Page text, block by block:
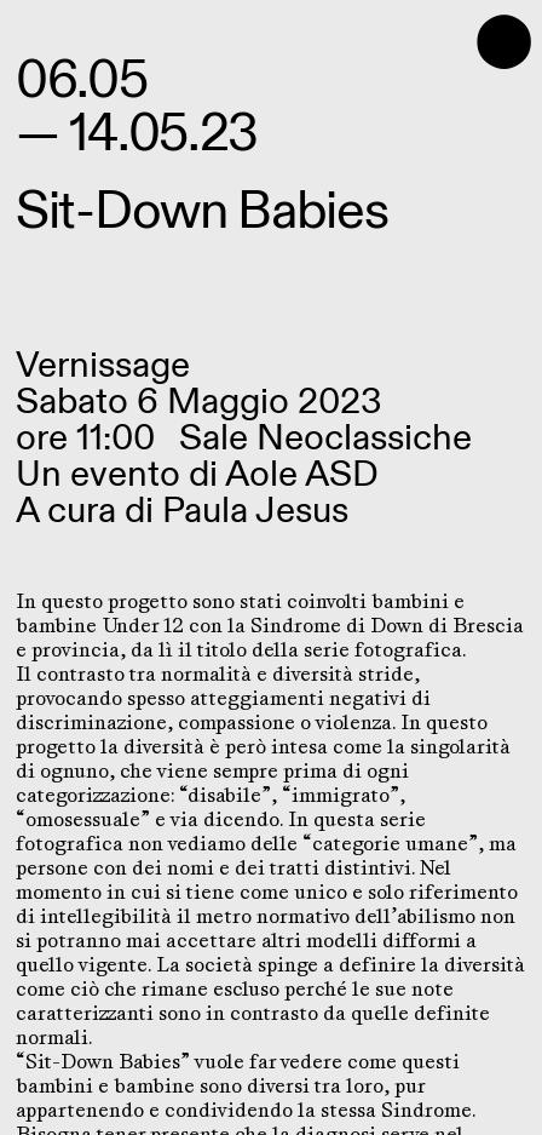
⬤
06.05
— 14.05.23
Sit-Down Babies
Vernissage
Sabato 6 Maggio 2023
ore 11:00 Sale Neoclassiche
Un evento di Aole ASD
A cura di Paula Jesus
In questo progetto sono stati coinvolti bambini e
bambine Under 12 con la Sindrome di Down di Brescia
e provincia, da lì il titolo della serie fotografica.
Il contrasto tra normalità e diversità stride,
provocando spesso atteggiamenti negativi di
discriminazione, compassione o violenza. In questo
progetto la diversità è però intesa come la singolarità
di ognuno, che viene sempre prima di ogni
categorizzazione: “disabile”, “immigrato”,
“omosessuale” e via dicendo. In questa serie
fotografica non vediamo delle “categorie umane”, ma
persone con dei nomi e dei tratti distintivi. Nel
momento in cui si tiene come unico e solo riferimento
di intellegibilità il metro normativo dell’abilismo non
si potranno mai accettare altri modelli difformi a
quello vigente. La società spinge a definire la diversità
come ciò che rimane escluso perché le sue note
caratterizzanti sono in contrasto da quelle definite
normali.
“Sit-Down Babies” vuole far vedere come questi
bambini e bambine sono diversi tra loro, pur
appartenendo e condividendo la stessa Sindrome.